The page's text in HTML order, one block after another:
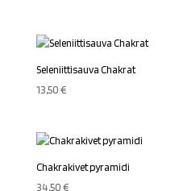
Seleniittisauva Chakrat
13,50€
Chakrakivet pyramidi
34,50€